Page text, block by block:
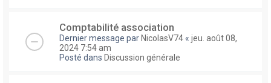
Comptabilité association
Dernier message par NicolasV74 « jeu. août 08,
2024 7:54 am
Posté dans Discussion générale